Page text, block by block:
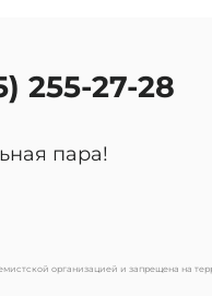
255-27-28
пара!
организацией и запрещена на